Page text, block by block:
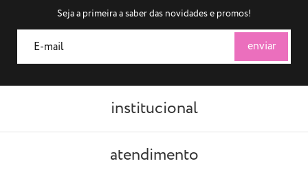
Seja a primeira a saber das novidades e promos!
institucional
atendimento